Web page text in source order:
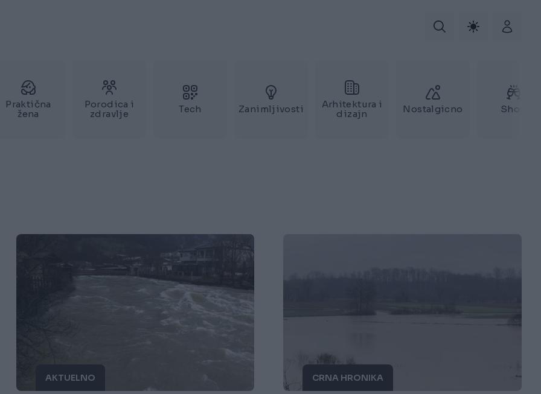
Praktična
žena
Porodica i
zdravlje
Tech Zanimljivosti
Arhitektura i
dizajn
Nostalgicno Show
AKTUELNO CRNA HRONIKA